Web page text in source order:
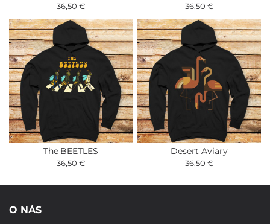
36,50 € 36,50 €
The BEETLES
36,50 €
Desert Aviary
36,50 €
O NÁS